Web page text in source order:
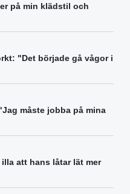
på min klädstil och
"Det började gå vågor i
måste jobba på mina
att hans låtar lät mer